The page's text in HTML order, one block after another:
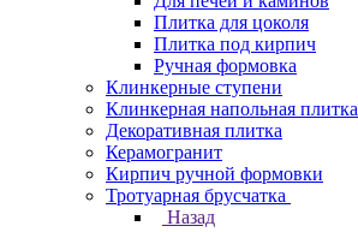
Плитка для цоколя
Плитка под кирпич
Ручная формовка
Клинкерные ступени
Клинкерная напольная плитка
Декоративная плитка
Керамогранит
Кирпич ручной формовки
Тротуарная брусчатка
Назад